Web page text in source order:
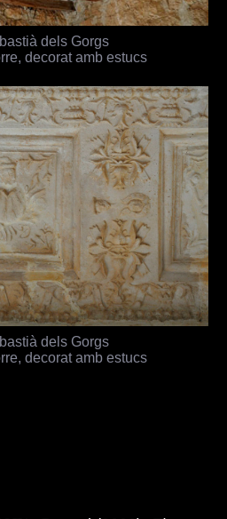
dels Gorgs
decorat amb estucs
dels Gorgs
decorat amb estucs